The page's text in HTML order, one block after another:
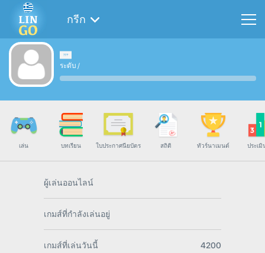
กรีก
ระดับ /
เล่น บทเรียน ใบประกาศนียบัตร สถิติ ทัวร์นาเมนต์ ประเมิ
ผู้เล่นออนไลน์
เกมส์ที่กำลังเล่นอยู่
เกมส์ที่เล่นวันนี้ 4200